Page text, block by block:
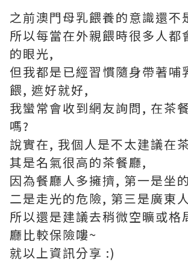
之前澳門母乳餵養的意識還不
所以每當在外親餵時很多人都
的眼光,
但我都是已經習慣隨身帶著哺
餵, 遮好就好,
我蠻常會收到網友詢問, 在茶
嗎?
說實在, 我個人是不太建議在
其是名氣很高的茶餐廳,
因為餐廳人多擁擠, 第一是坐
二是走光的危險, 第三是廣東
所以還是建議去稍微空曠或格
廳比較保險嘍~
就以上資訊分享 :)